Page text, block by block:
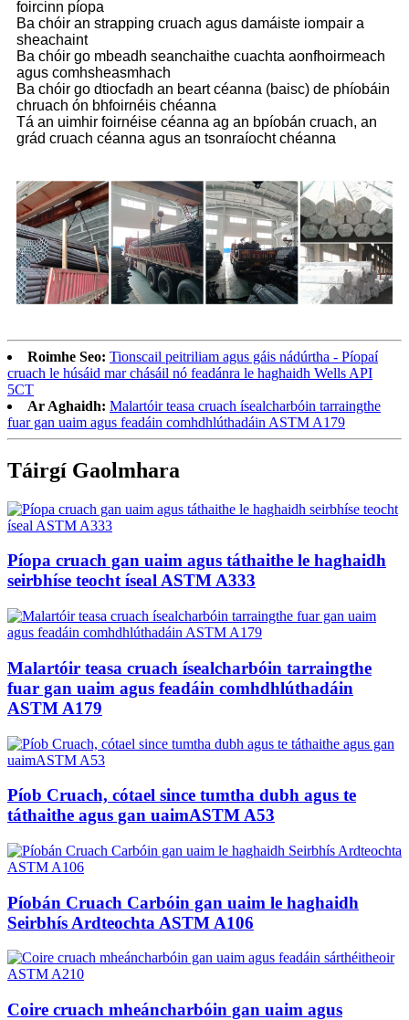
foircinn píopa
Ba chóir an strapping cruach agus damáiste iompair a
sheachaint
Ba chóir go mbeadh seanchaithe cuachta aonfhoirmeach
agus comhsheasmhach
Ba chóir go dtiocfadh an beart céanna (baisc) de phíobáin
chruach ón bhfoirnéis chéanna
Tá an uimhir foirnéise céanna ag an bpíobán cruach, an
grád cruach céanna agus an tsonraíocht chéanna
Roimhe Seo: Tionscail peitriliam agus gáis nádúrtha - Píopaí
cruach le húsáid mar chásáil nó feadánra le haghaidh Wells API
5CT
Ar Aghaidh: Malartóir teasa cruach ísealcharbóin tarraingthe
fuar gan uaim agus feadáin comhdhlúthadáin ASTM A179
Táirgí Gaolmhara
Píopa cruach gan uaim agus táthaithe le haghaidh
seirbhíse teocht íseal ASTM A333
Malartóir teasa cruach ísealcharbóin tarraingthe
fuar gan uaim agus feadáin comhdhlúthadáin
ASTM A179
Píob Cruach, cótael since tumtha dubh agus te
táthaithe agus gan uaimASTM A53
Píobán Cruach Carbóin gan uaim le haghaidh
Seirbhís Ardteochta ASTM A106
Coire cruach mheáncharbóin gan uaim agus